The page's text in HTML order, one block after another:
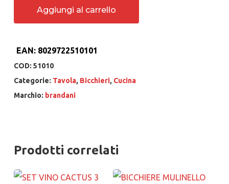
Aggiungi al carrello
EAN: 8029722510101
COD: 51010
Categorie: Tavola, Bicchieri, Cucina
Marchio: brandani
Prodotti correlati